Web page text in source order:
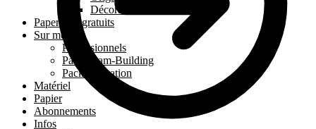
Décoration murale 3D
Papercraft gratuits
Sur mesure
Professionnels
Pack Team-Building
Pack Éducation
Matériel
Papier
Abonnements
Infos